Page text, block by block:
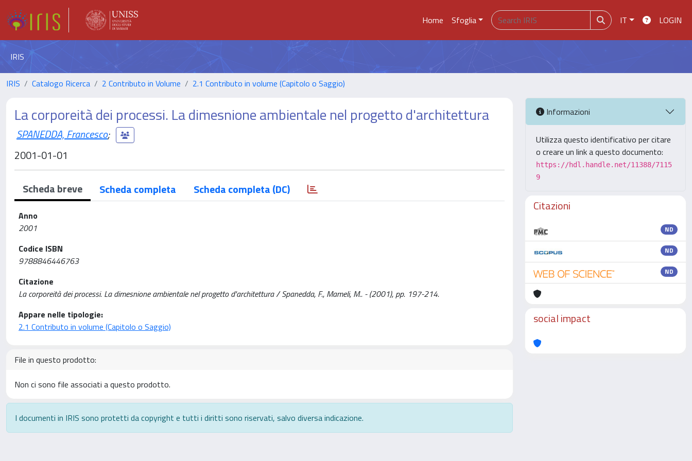
Home Sfoglia IT LOGIN
IRIS
IRIS Catalogo Ricerca 2 Contributo in Volume 2.1 Contributo in volume (Capitolo o Saggio)
La corporeità dei processi. La dimesnione ambientale nel progetto d'architettura
SPANEDDA, Francesco;
2001-01-01
Scheda breve Scheda completa Scheda completa (DC)
Anno
2001
Codice ISBN
9788846446763
Citazione
La corporeità dei processi. La dimesnione ambientale nel progetto d'architettura / Spanedda, F., Mameli, M.. - (2001), pp. 197-214.
Appare nelle tipologie:
2.1 Contributo in volume (Capitolo o Saggio)
File in questo prodotto:
Non ci sono file associati a questo prodotto.
I documenti in IRIS sono protetti da copyright e tutti i diritti sono riservati, salvo diversa indicazione.
Informazioni
Utilizza questo identificativo per citare
o creare un link a questo documento:
https://hdl.handle.net/11388/7115
9
Citazioni
ND
ND
ND
social impact